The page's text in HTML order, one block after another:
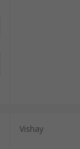
Vishay